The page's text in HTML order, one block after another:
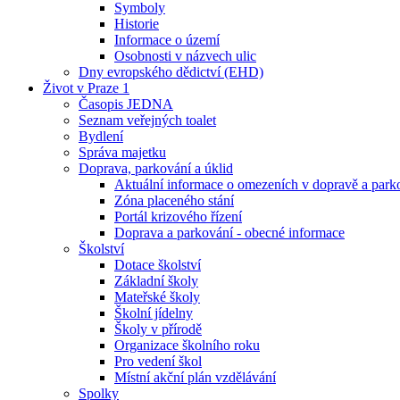
Symboly
Historie
Informace o území
Osobnosti v názvech ulic
Dny evropského dědictví (EHD)
Život v Praze 1
Časopis JEDNA
Seznam veřejných toalet
Bydlení
Správa majetku
Doprava, parkování a úklid
Aktuální informace o omezeních v dopravě a
Zóna placeného stání
Portál krizového řízení
Doprava a parkování - obecné informace
Školství
Dotace školství
Základní školy
Mateřské školy
Školní jídelny
Školy v přírodě
Organizace školního roku
Pro vedení škol
Místní akční plán vzdělávání
Spolky